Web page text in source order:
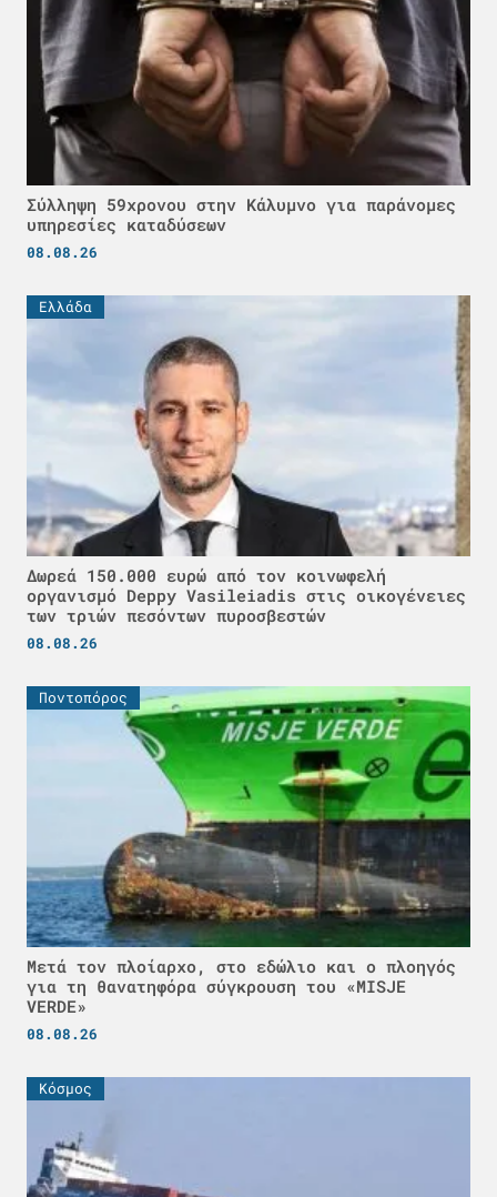
Σύλληψη 59χρονου στην Κάλυμνο για παράνομες
υπηρεσίες καταδύσεων
08.08.26
Ελλάδα
Δωρεά 150.000 ευρώ από τον κοινωφελή
οργανισμό Deppy Vasileiadis στις οικογένειες
των τριών πεσόντων πυροσβεστών
08.08.26
Ποντοπόρος
Μετά τον πλοίαρχο, στο εδώλιο και ο πλοηγός
για τη θανατηφόρα σύγκρουση του «MISJE
VERDE»
08.08.26
Κόσμος